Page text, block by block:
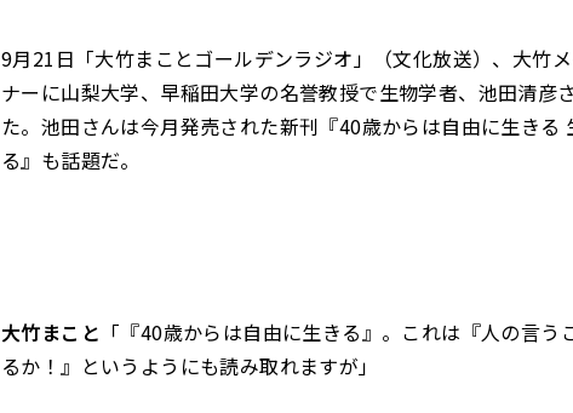
9月21日「大竹まことゴールデンラジオ」（文化放送）、大竹
ナーに山梨大学、早稲田大学の名誉教授で生物学者、池田清彦
た。池田さんは今月発売された新刊『40歳からは自由に生きる
る』も話題だ。
大竹まこと 「『40歳からは自由に生きる』。これは『人の言
るか！』というようにも読み取れますが」